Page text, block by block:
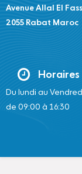
Avenue Allal El
2055 Rabat Maroc
Du lundi au
de 09:00 à 16:30